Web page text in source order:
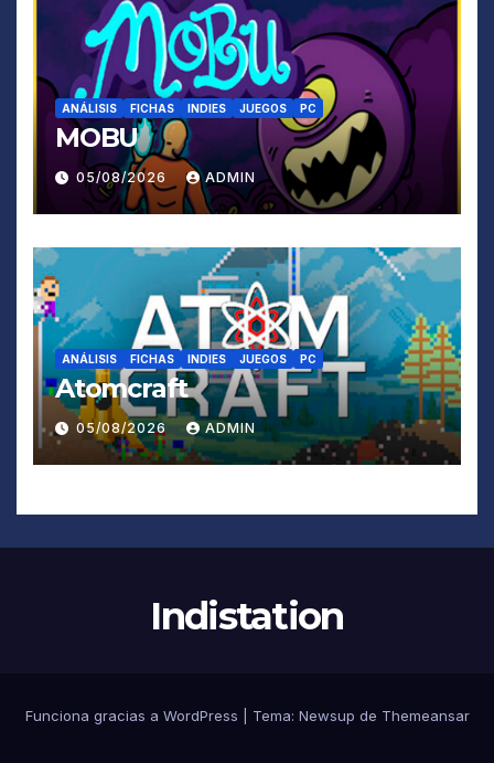
ANÁLISIS FICHAS INDIES JUEGOS PC
MOBU
05/08/2026 ADMIN
ANÁLISIS FICHAS INDIES JUEGOS PC
Atomcraft
05/08/2026 ADMIN
Indistation
Funciona gracias a WordPress Tema: Newsup de Themeansar